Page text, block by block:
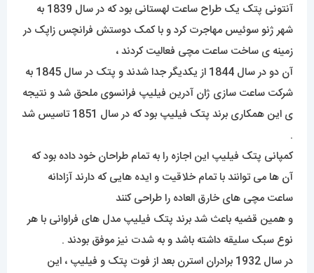
آنتونی پتک یک طراح ساعت لهستانی بود که در سال 1839 به
شهر ژنو سوئیس مهاجرت کرد و با کمک دوستش فرانچس زاپک در
زمینه ی ساخت ساعت مچی فعالیت کردند ،
آن دو در سال 1844 از یکدیگر جدا شدند و پتک در سال 1845 به
شرکت ساعت سازی ژان آدرین فیلیپ فرانسوی ملحق شد و نتیجه
ی این همکاری برند پتک فیلیپ بود که در سال 1851 تاسیس شد
.
کمپانی پتک فیلیپ این اجازه را به تمام طراحان خود داده بود که
آن ها می توانند با تمام خلاقیت و ایده هایی که دارند آزادانه
ساعت مچی های خارق العاده را طراحی کنند
و همین قضیه باعث شد برند پتک فیلیپ مدل های فراوانی با هر
نوع سبک سلیقه داشته باشد و به شدت نیز موفق بودند .
در سال 1932 برادران استرن بعد از فوت پتک و فیلیپ ، این